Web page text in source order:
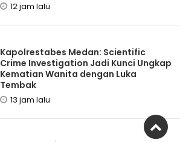
12 jam lalu
Kapolrestabes Medan: Scientific
Crime Investigation Jadi Kunci Ungkap
Kematian Wanita dengan Luka
Tembak
13 jam lalu